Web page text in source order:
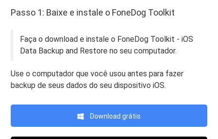
Passo 1: Baixe e instale o FoneDog Toolkit
Faça o download e instale o FoneDog Toolkit - iOS
Data Backup and Restore no seu computador.
Use o computador que você usou antes para fazer
backup de seus dados do seu dispositivo iOS.
Download grátis